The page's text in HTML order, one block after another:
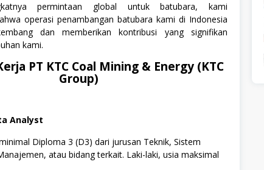
permintaan global untuk batubara, kami
operasi penambangan batubara kami di Indonesia
dan memberikan kontribusi yang signifikan
kami.
PT KTC Coal Mining & Energy (KTC
Group)
Analyst
Diploma 3 (D3) dari jurusan Teknik, Sistem
atau bidang terkait. Laki-laki, usia maksimal